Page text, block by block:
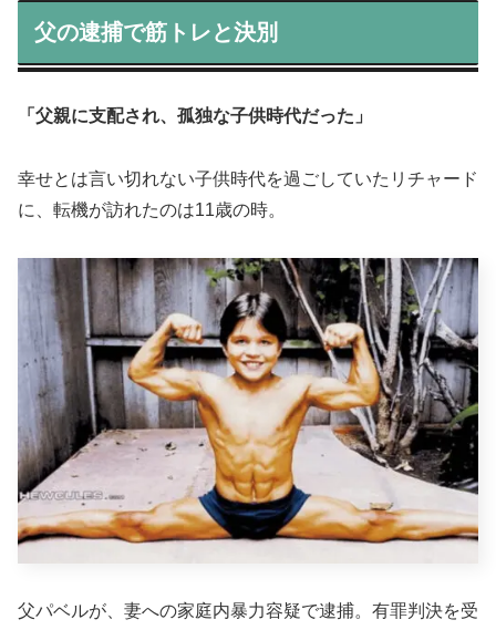
父の逮捕で筋トレと決別
「父親に支配され、孤独な子供時代だった」
幸せとは言い切れない子供時代を過ごしていたリチャード
に、転機が訪れたのは11歳の時。
父パベルが、妻への家庭内暴力容疑で逮捕。有罪判決を受